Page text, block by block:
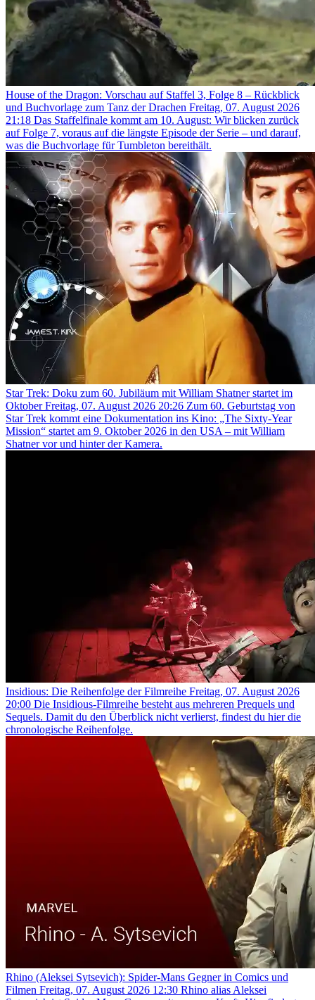
House of the Dragon: Vorschau auf Staffel 3, Folge 8 – Rückblick
und Buchvorlage zum Tanz der Drachen Freitag, 07. August 2026
21:18 Das Staffelfinale kommt am 10. August: Wir blicken zurück
auf Folge 7, voraus auf die längste Episode der Serie – und darauf,
was die Buchvorlage für Tumbleton bereithält.
Star Trek: Doku zum 60. Jubiläum mit William Shatner startet im
OktoberFreitag, 07. August 2026 20:26 Zum 60. Geburtstag von
Star Trek kommt eine Dokumentation ins Kino: „The Sixty-Year
Mission“ startet am 9. Oktober 2026 in den USA – mit William
Shatner vor und hinter der Kamera.
Insidious: Die Reihenfolge der Filmreihe Freitag, 07. August 2026
20:00 Die Insidious-Filmreihe besteht aus mehreren Prequels und
Sequels. Damit du den Überblick nicht verlierst, findest du hier die
chronologische Reihenfolge.
Rhino (Aleksei Sytsevich): Spider-Mans Gegner in Comics und
Filmen Freitag, 07. August 2026 12:30 Rhino alias Aleksei